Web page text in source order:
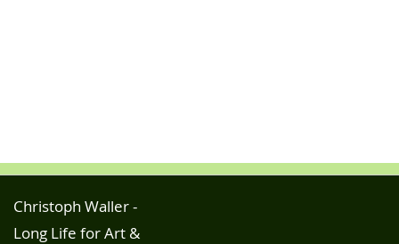
Christoph Waller -
Long Life for Art &